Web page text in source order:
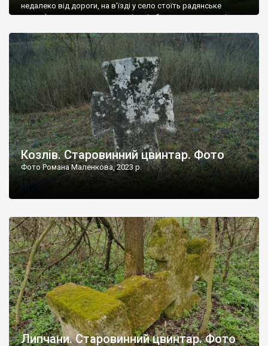
недалеко від дороги, на в’їзді у село стоїть радянське
рельєфне пано, яке показує жінку і яблуню, а трохи далі, десь
не видно, але видно дві стареньких колії у траві – […]
Козлів. Старовинний цвинтар. Фото
Фото Романа Маленкова, 2023 р.
Липчани. Старовинний цвинтар. Фото